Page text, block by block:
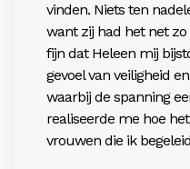
vinden. Niets ten
want zij had het net
fijn dat Heleen mij
gevoel van veiligheid
waarbij de spanning
realiseerde me hoe
vrouwen die ik